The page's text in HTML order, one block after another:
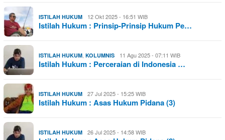
ISTILAH HUKUM 12 Okt 2025 - 16:51 WIB
Istilah Hukum : Prinsip-Prinsip Hukum Pe…
ISTILAH HUKUM, KOLUMNIS 11 Agu 2025 - 07:11 WIB
Istilah Hukum : Perceraian di Indonesia …
ISTILAH HUKUM 27 Jul 2025 - 15:25 WIB
Istilah Hukum : Asas Hukum Pidana (3)
ISTILAH HUKUM 26 Jul 2025 - 14:58 WIB